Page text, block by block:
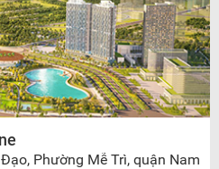
Phường Mễ Trì, quận Nam